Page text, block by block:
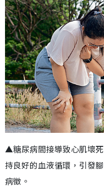
▲糖尿病間接導致心肌壞
持良好的血液循環，引發
病徵。